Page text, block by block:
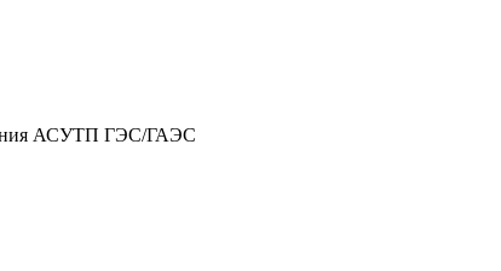
АСУТП ГЭС/ГАЭС